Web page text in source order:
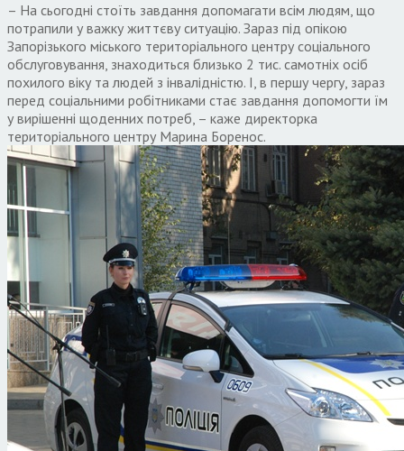
– На сьогодні стоїть завдання допомагати всім людям, що
потрапили у важку життєву ситуацію. Зараз під опікою
Запорізького міського територіального центру соціального
обслуговування, знаходиться близько 2 тис. самотніх осіб
похилого віку та людей з інвалідністю. І, в першу чергу, зараз
перед соціальними робітниками стає завдання допомогти їм
у вирішенні щоденних потреб, – каже директорка
територіального центру Марина Боренос.